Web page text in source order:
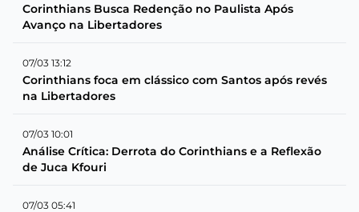
Corinthians Busca Redenção no Paulista Após
Avanço na Libertadores
07/03 13:12
Corinthians foca em clássico com Santos após revés
na Libertadores
07/03 10:01
Análise Crítica: Derrota do Corinthians e a Reflexão
de Juca Kfouri
07/03 05:41